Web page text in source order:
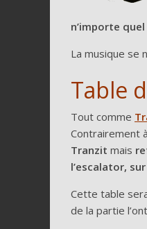
n’importe
La musique se
Table
Tout comme
Contrairement
Tranzit mais
l’escalator,
Cette table
de la partie l’ont